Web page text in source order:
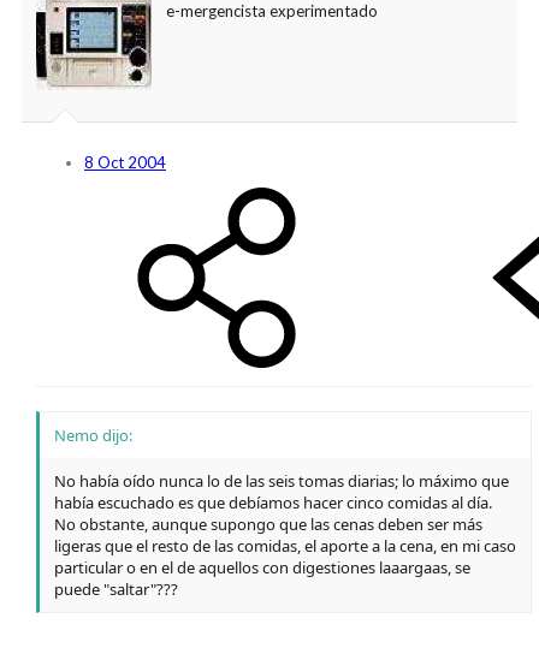
e-mergencista experimentado
8 Oct 2004
Nemo dijo:
No había oído nunca lo de las seis tomas diarias; lo máximo que
había escuchado es que debíamos hacer cinco comidas al día.
No obstante, aunque supongo que las cenas deben ser más
ligeras que el resto de las comidas, el aporte a la cena, en mi caso
particular o en el de aquellos con digestiones laaargaas, se
puede "saltar"???